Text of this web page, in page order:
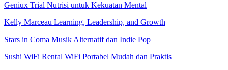
Geniux Trial Nutrisi untuk Kekuatan Mental
Kelly Marceau Learning, Leadership, and Growth
Stars in Coma Musik Alternatif dan Indie Pop
Sushi WiFi Rental WiFi Portabel Mudah dan Praktis